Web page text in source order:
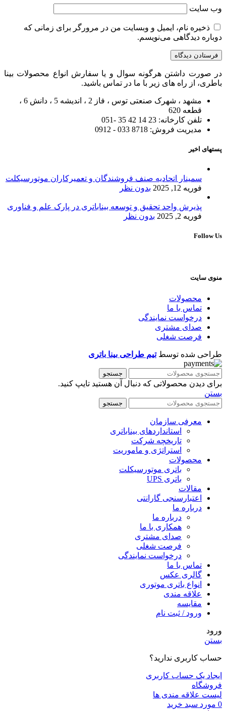
وب‌ سایت
ذخیره نام، ایمیل و وبسایت من در مرورگر برای زمانی که
دوباره دیدگاهی می‌نویسم.
در صورت داشتن هرگونه سوال و یا سفارش انواع محصولات بینا
باطری، از راه های زیر با ما در تماس باشید.
مشهد ، شهرک صنعتی توس ، فاز 2 ، اندیشه 5 ، دانش 6 ،
قطعه 620
تلفن کارخانه: 23 14 42 35 -051
مدیریت فروش: 8718 033 - 0912
پستهای اخیر
سمینار اتحادیه صنف فروشندگان و تعمیرکاران موتورسیکلت
فوریه 12, 2025
بدون نظر
پذیرش واحد تحقیق و توسعه بیناباتری در پارک علم و فناوری
فوریه 2, 2025
بدون نظر
Follow Us
منوی سایت
محصولات
تماس با ما
درخواست نمایندگی
صدای مشتری
فرصت شغلی
طراحی شده توسطتیم طراحی بینا باتری
جستجو
برای دیدن محصولاتی که دنبال آن هستید تایپ کنید.
بستن
جستجو
معرفی سازمان
استانداردهای بیناباتری
تاریخچه شرکت
استراتژی و ماموریت
محصولات
باتری موتورسیکلت
باتری UPS
مقالات
اعتبارسنجی گارانتی
درباره ما
درباره ما
همکاری با ما
صدای مشتری
فرصت شغلی
درخواست نمایندگی
تماس با ما
گالری عکس
انواع باتری موتوری
علاقه مندی
مقايسه
ورود / ثبت نام
ورود
بستن
حساب کاربری ندارید؟
ایجاد یک حساب کاربری
فروشگاه
لیست علاقه مندی ها
0 مورد سبد خرید